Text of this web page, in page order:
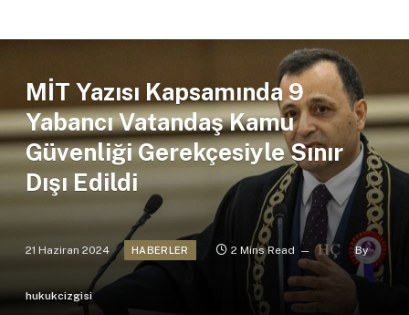
MİT Yazısı Kapsamında 9
Yabancı Vatandaş Kamu
Güvenliği Gerekçesiyle Sınır
Dışı Edildi
21 Haziran 2024 HABERLER 2 Mins Read By
hukukcizgisi